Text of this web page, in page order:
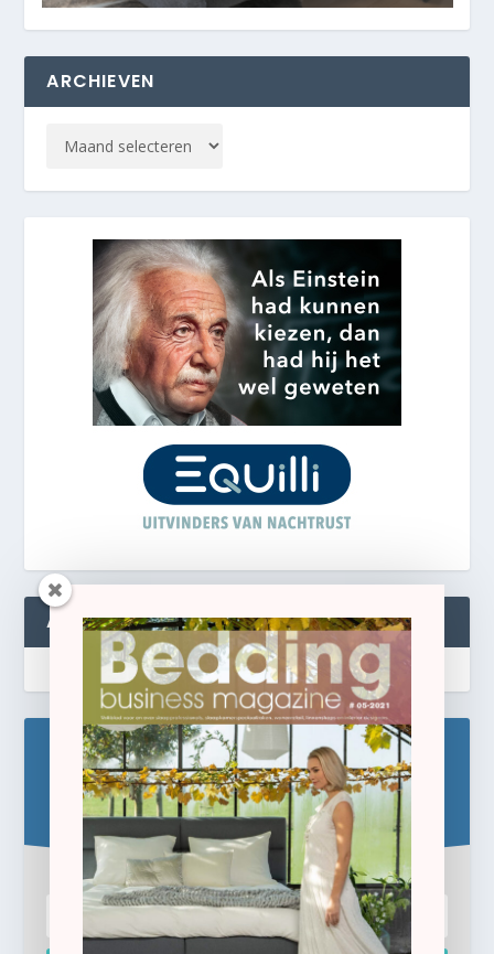
ARCHIEVEN
ABONNEREN
Blijf op de hoogte!
Schrijf u hier in voor de gratis e-newsletter.